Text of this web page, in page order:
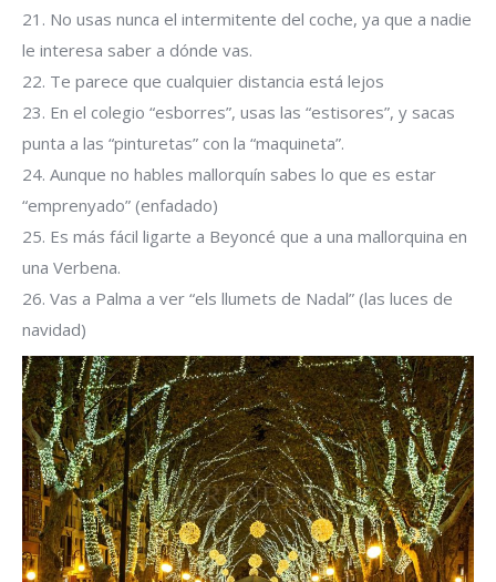
21. No usas nunca el intermitente del coche, ya que a nadie
le interesa saber a dónde vas.
22. Te parece que cualquier distancia está lejos
23. En el colegio “esborres”, usas las “estisores”, y sacas
punta a las “pinturetas” con la “maquineta”.
24. Aunque no hables mallorquín sabes lo que es estar
“emprenyado” (enfadado)
25. Es más fácil ligarte a Beyoncé que a una mallorquina en
una Verbena.
26. Vas a Palma a ver “els llumets de Nadal” (las luces de
navidad)